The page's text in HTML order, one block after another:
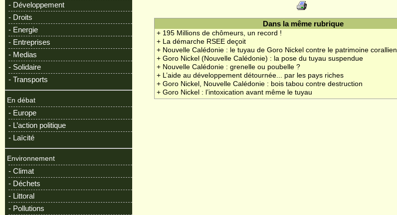
- Développement
- Droits
- Energie
- Entreprises
- Medias
- Solidaire
- Transports
En débat
- Europe
- L’action politique
- Laïcité
Environnement
- Climat
- Déchets
- Littoral
- Pollutions
Dans la même rubrique
+ 195 Millions de chômeurs, un record !
+ La démarche RSEE deçoit
+ Nouvelle Calédonie : le tuyau de Goro Nickel contre le patrimoine corallien
+ Goro Nickel (Nouvelle Calédonie) : la pose du tuyau suspendue
+ Nouvelle Calédonie : grenelle ou poubelle ?
+ L’aide au développement détournée... par les pays riches
+ Goro Nickel, Nouvelle Calédonie : bois tabou contre destruction
+ Goro Nickel : l’intoxication avant même le tuyau